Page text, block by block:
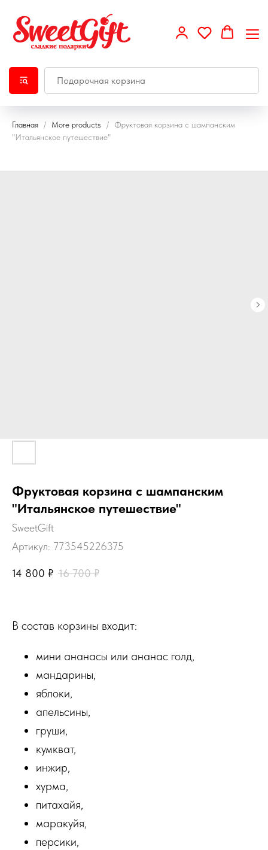
Главная More products
Фруктовая корзина с шампанским
"Итальянское путешествие"
Фруктовая корзина с шампанским
"Итальянское путешествие"
SweetGift
Артикул: 773545226375
14 800 ₽ 16 700 ₽
В состав корзины входит:
мини ананасы или ананас голд,
мандарины,
яблоки,
апельсины,
груши,
кумкват,
инжир,
хурма,
питахайя,
маракуйя,
персики,